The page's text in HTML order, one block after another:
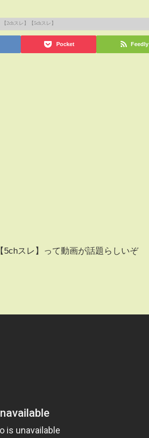
Pocket Feedly
スレ】って動画が話題らしいぞ